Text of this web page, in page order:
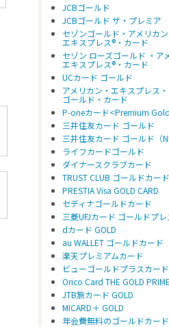
JCBゴールド
JCBゴールド ザ・プレミア
セゾンゴールド・アメリカン
エキスプレス®・カード
セゾン ローズゴールド ・ア
エキスプレス®・カード
UCカード ゴールド
アメリカン・エキスプレス・
ゴールド・カード
P-oneカード<Premium
三井住友カード ゴールド
三井住友カード ゴールド（
ライフカードゴールド
ダイナースクラブカード
TRUST CLUB ゴールドカード
PRESTIA Visa GOLD CARD
セディナゴールドカード
三菱UFJカード ゴールドプ
dカード GOLD
au WALLET ゴールドカード
楽天プレミアムカード
ビューゴールドプラスカード
Orico Card THE GOLD PRIME
JTB旅カード GOLD
MICARD＋ GOLD
年会費無料のゴールドカード